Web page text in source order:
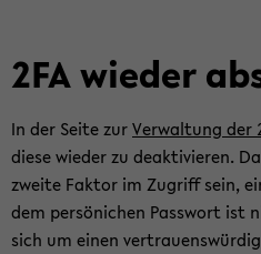
2FA wie­der
In der Seite zurVer­wal­tung der
diese wie­der zu de­ak­ti­vie­ren.
zwei­te Fak­tor im Zu­griff sein,
dem per­sö­ni­chen Pass­wort ist
sich um einen